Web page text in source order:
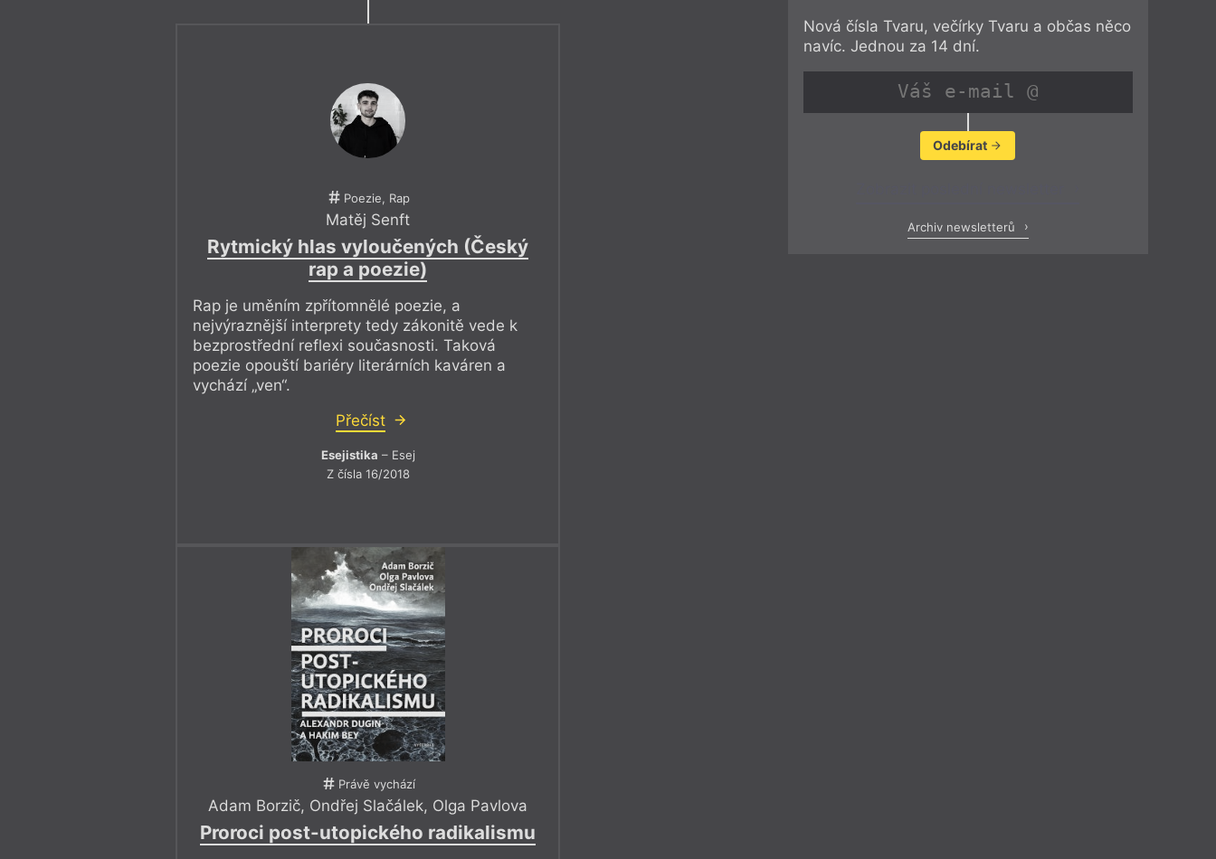
Poezie, Rap
Matěj Senft
Rytmický hlas vyloučených (Český
rap a poezie)
Rap je uměním zpřítomnělé poezie, a
nejvýraznější interprety tedy zákonitě vede k
bezprostřední reflexi současnosti. Taková
poezie opouští bariéry literárních kaváren a
vychází „ven“.
Přečíst
Esejistika – Esej
Z čísla 16/2018
Právě vychází
Adam Borzič, Ondřej Slačálek, Olga Pavlova
Proroci post-utopického radikalismu
Nová čísla Tvaru, večírky Tvaru a občas něco
navíc. Jednou za 14 dní.
Odebírat
Archiv newsletterů